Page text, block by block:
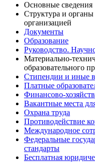
Основные сведения
Структура и органы
организацией
Документы
Образование
Руководство.
Материально-
образовательного
Стипендии и иные
Платные
Финансово-
Вакантные места
Охрана труда
Противодействие
Международное
Федеральные
стандарты
Бесплатная